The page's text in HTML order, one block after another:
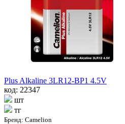
Plus Alkaline 3LR12-BP1 4.5V
код: 22347
шт
тг
Бренд: Camelion